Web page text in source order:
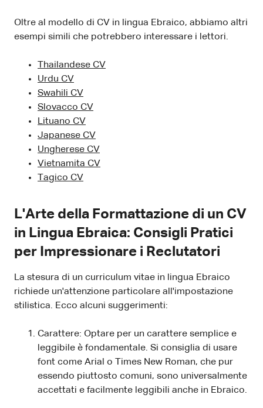
Oltre al modello di CV in lingua Ebraico, abbiamo altri
esempi simili che potrebbero interessare i lettori.
Thailandese CV
Urdu CV
Swahili CV
Slovacco CV
Lituano CV
Japanese CV
Ungherese CV
Vietnamita CV
Tagico CV
L'Arte della Formattazione di un CV
in Lingua Ebraica: Consigli Pratici
per Impressionare i Reclutatori
La stesura di un curriculum vitae in lingua Ebraico
richiede un'attenzione particolare all'impostazione
stilistica. Ecco alcuni suggerimenti:
Carattere: Optare per un carattere semplice e
leggibile è fondamentale. Si consiglia di usare
font come Arial o Times New Roman, che pur
essendo piuttosto comuni, sono universalmente
accettati e facilmente leggibili anche in Ebraico.